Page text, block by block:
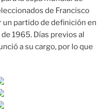
de Francisco
un partido de definición en
1965. Días previos al
a su cargo, por lo que